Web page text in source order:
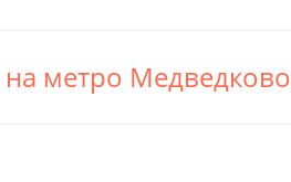
на метро Медведково